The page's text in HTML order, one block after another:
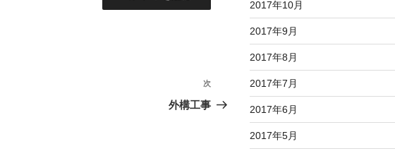
次
の
次
外構工事
2017年10月
2017年9月
2017年8月
2017年7月
2017年6月
2017年5月